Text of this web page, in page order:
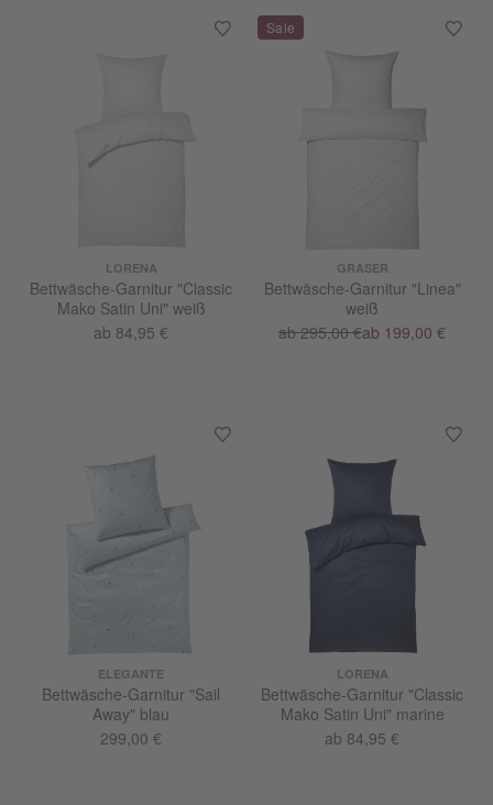
LORENA
Bettwäsche-Garnitur "Classic
Mako Satin Uni" weiß
ab 84,95 €
GRASER
Bettwäsche-Garnitur "Linea"
weiß
ab 295,00 €ab 199,00 €
ELEGANTE
Bettwäsche-Garnitur "Sail
Away" blau
299,00 €
LORENA
Bettwäsche-Garnitur "Classic
Mako Satin Uni" marine
ab 84,95 €